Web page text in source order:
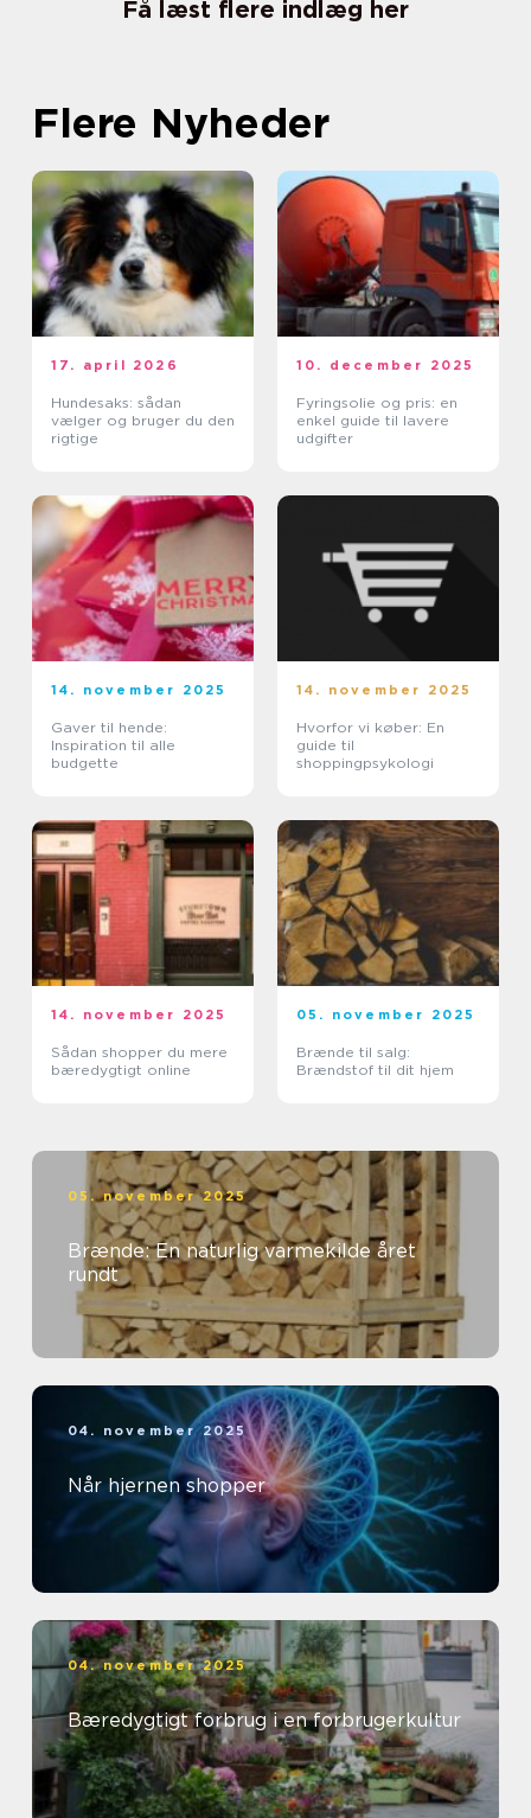
Få læst flere indlæg her
Flere Nyheder
17. april 2026
Hundesaks: sådan
vælger og bruger du den
rigtige
10. december 2025
Fyringsolie og pris: en
enkel guide til lavere
udgifter
14. november 2025
Gaver til hende:
Inspiration til alle
budgette
14. november 2025
Hvorfor vi køber: En
guide til
shoppingpsykologi
14. november 2025
Sådan shopper du mere
bæredygtigt online
05. november 2025
Brænde til salg:
Brændstof til dit hjem
05. november 2025
Brænde: En naturlig varmekilde året
rundt
04. november 2025
Når hjernen shopper
04. november 2025
Bæredygtigt forbrug i en forbrugerkultur